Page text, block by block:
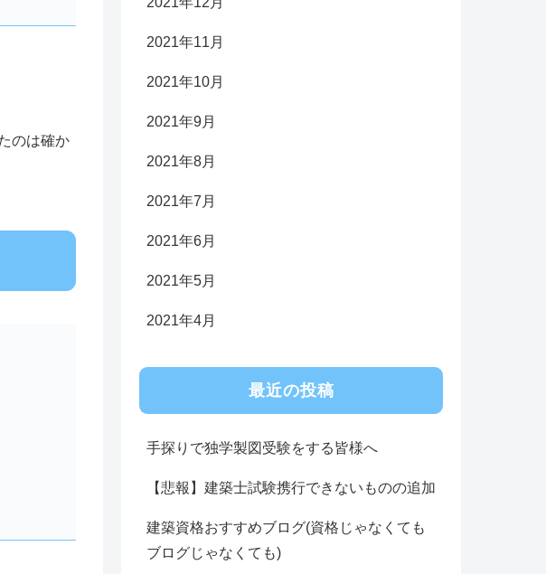
のは確か
2021年11月
2021年10月
2021年9月
2021年8月
2021年7月
2021年6月
2021年5月
2021年4月
最近の投稿
手探りで独学製図受験をする皆様へ
【悲報】建築士試験携行できないものの追加
建築資格おすすめブログ(資格じゃなくても
ブログじゃなくても)